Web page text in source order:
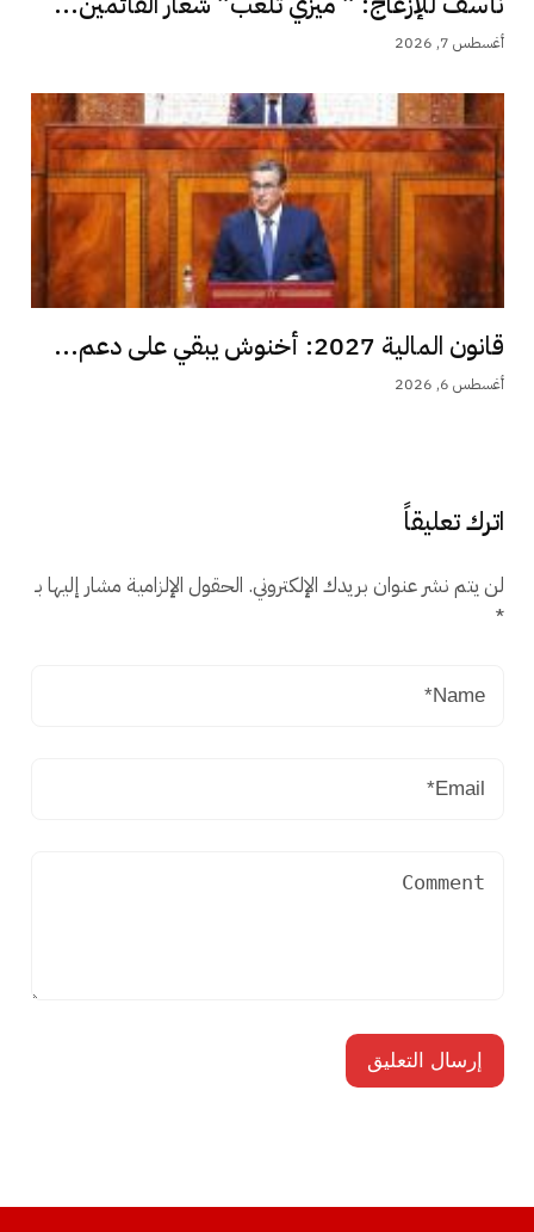
أغسطس 7, 2026
قانون المالية 2027: أخنوش يبقي على دعم...
أغسطس 6, 2026
اترك تعليقاً
لن يتم نشر عنوان بريدك الإلكتروني. الحقول الإلزامية مشار إليها بـ
*